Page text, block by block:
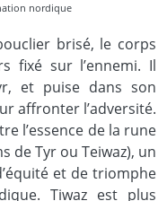
nordique
brisé, le corps
fixé sur l’ennemi. Il
et puise dans son
affronter l’adversité.
l’essence de la rune
de Tyr ou Teiwaz), un
et de triomphe
Tiwaz est plus